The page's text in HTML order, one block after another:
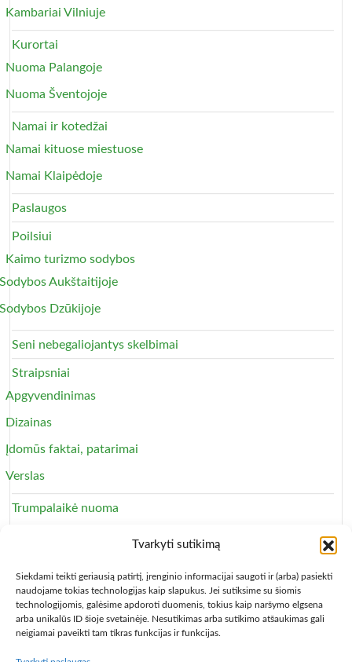
Tvarkyti sutikimą
Siekdami teikti geriausią patirtį, įrenginio informacijai saugoti ir (arba) pasiekti
naudojame tokias technologijas kaip slapukus. Jei sutiksime su šiomis
technologijomis, galėsime apdoroti duomenis, tokius kaip naršymo elgsena
arba unikalūs ID šioje svetainėje. Nesutikimas arba sutikimo atšaukimas gali
neigiamai paveikti tam tikras funkcijas ir funkcijas.
Kambariai Vilniuje
Kurortai
Nuoma Palangoje
Nuoma Šventojoje
Namai ir kotedžai
Namai kituose miestuose
Namai Klaipėdoje
Paslaugos
Poilsiui
Kaimo turizmo sodybos
Sodybos Aukštaitijoje
Sodybos Dzūkijoje
Seni nebegaliojantys skelbimai
Straipsniai
Apgyvendinimas
Dizainas
Įdomūs faktai, patarimai
Verslas
Trumpalaikė nuoma